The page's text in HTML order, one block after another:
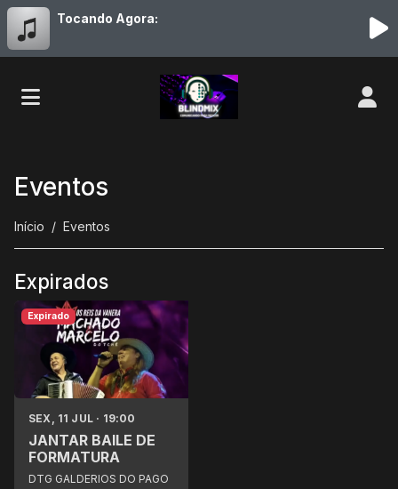
Tocando Agora:
Eventos
Início Eventos
Expirados
SEX, 11 JUL · 19:00
JANTAR BAILE DE
FORMATURA
DTG GALDERIOS DO PAGO
Expirado